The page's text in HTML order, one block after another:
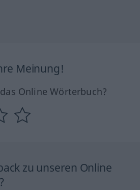
Meinung!
Online Wörterbuch?
zu unseren Online